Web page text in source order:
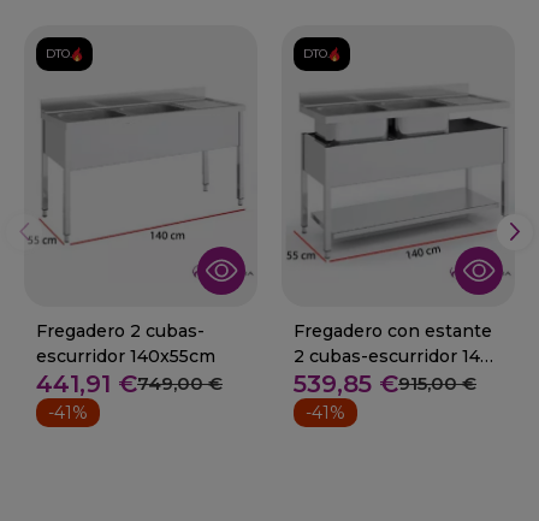
DTO.
Fregadero 2 cubas-
escurridor 140x55cm
441,91 €749,00 €
-41%
DTO.
Fregadero con estante
2 cubas-escurridor 140
x55 cm
539,85 €915,00 €
-41%